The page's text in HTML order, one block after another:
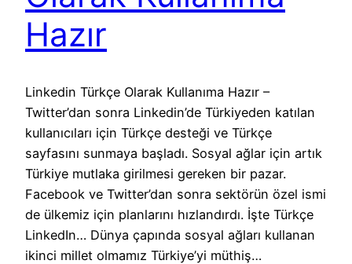
Hazır
Linkedin Türkçe Olarak Kullanıma Hazır –
Twitter’dan sonra Linkedin’de Türkiyeden katılan
kullanıcıları için Türkçe desteği ve Türkçe
sayfasını sunmaya başladı. Sosyal ağlar için artık
Türkiye mutlaka girilmesi gereken bir pazar.
Facebook ve Twitter’dan sonra sektörün özel ismi
de ülkemiz için planlarını hızlandırdı. İşte Türkçe
LinkedIn… Dünya çapında sosyal ağları kullanan
ikinci millet olmamız Türkiye’yi müthiş…